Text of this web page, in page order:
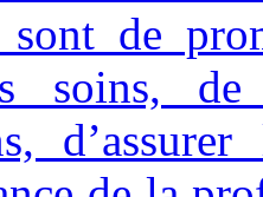
sont de
soins,